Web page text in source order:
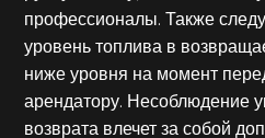
профессионалы. Также
уровень топлива в
ниже уровня на момент
арендатору. Несоблюдение
возврата влечет за собой